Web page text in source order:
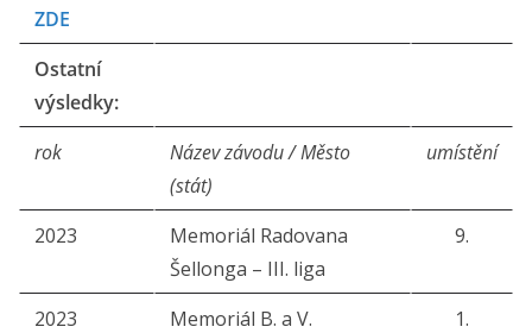
ZDE
Ostatní
výsledky:
rok
Název závodu / Město
(stát)
umístění
2023
Memoriál Radovana
Šellonga – III. liga
9.
2023
Memoriál B. a V.
1.